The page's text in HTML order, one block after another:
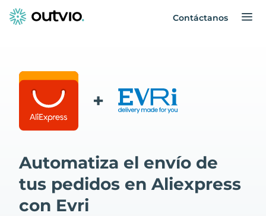
Contáctanos
+
Automatiza el envío de
tus pedidos en Aliexpress
con Evri